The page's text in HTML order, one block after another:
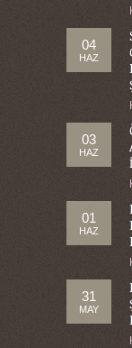
04
HAZ
03
HAZ
01
HAZ
31
MAY